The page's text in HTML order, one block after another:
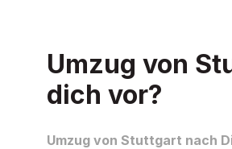
Umzug von
dich vor?
Umzug von Stuttgart nach